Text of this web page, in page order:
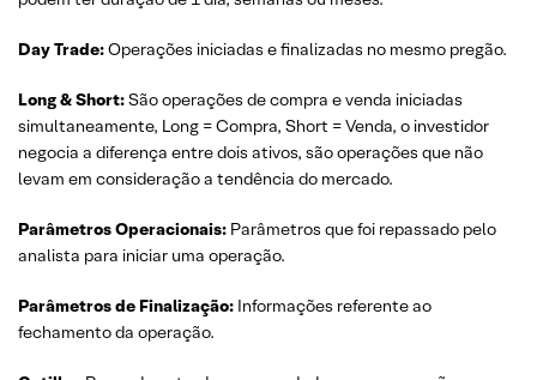
Day Trade:Operações iniciadas e finalizadas no mesmo pregão.
Long & Short:São operações de compra e venda iniciadas
simultaneamente, Long = Compra, Short = Venda, o investidor
negocia a diferença entre dois ativos, são operações que não
levam em consideração a tendência do mercado.
Parâmetros Operacionais: Parâmetros que foi repassado pelo
analista para iniciar uma operação.
Parâmetros de Finalização: Informações referente ao
fechamento da operação.